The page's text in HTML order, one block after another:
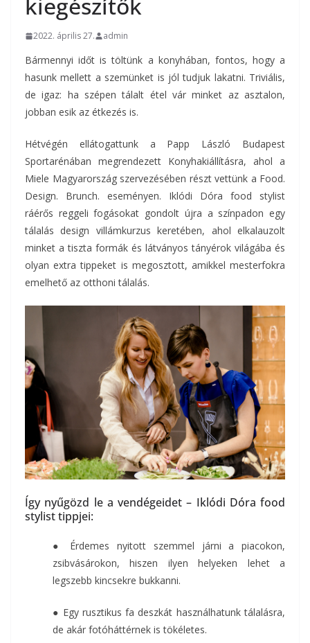
2022. április 27. admin
Bármennyi időt is töltünk a konyhában, fontos, hogy a
hasunk mellett a szemünket is jól tudjuk lakatni. Triviális,
de igaz: ha szépen tálalt étel vár minket az asztalon,
jobban esik az étkezés is.
Hétvégén ellátogattunk a Papp László Budapest
Sportarénában megrendezett Konyhakiállításra, ahol a
Miele Magyarország szervezésében részt vettünk a Food.
Design. Brunch. eseményen. Iklódi Dóra food stylist
ráérős reggeli fogásokat gondolt újra a színpadon egy
tálalás design villámkurzus keretében, ahol elkalauzolt
minket a tiszta formák és látványos tányérok világába és
olyan extra tippeket is megosztott, amikkel mesterfokra
emelhető az otthoni tálalás.
Így nyűgözd le a vendégeidet – Iklódi Dóra food
stylist tippjei:
● Érdemes nyitott szemmel járni a piacokon,
zsibvásárokon, hiszen ilyen helyeken lehet a
legszebb kincsekre bukkanni.
● Egy rusztikus fa deszkát használhatunk tálalásra,
de akár fotóháttérnek is tökéletes.